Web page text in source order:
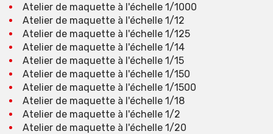
Atelier de maquette à l'échelle 1/1000
Atelier de maquette à l'échelle 1/12
Atelier de maquette à l'échelle 1/125
Atelier de maquette à l'échelle 1/14
Atelier de maquette à l'échelle 1/15
Atelier de maquette à l'échelle 1/150
Atelier de maquette à l'échelle 1/1500
Atelier de maquette à l'échelle 1/18
Atelier de maquette à l'échelle 1/2
Atelier de maquette à l'échelle 1/20